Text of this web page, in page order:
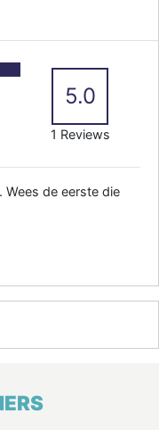
5.0
1 Reviews
Wees de eerste die